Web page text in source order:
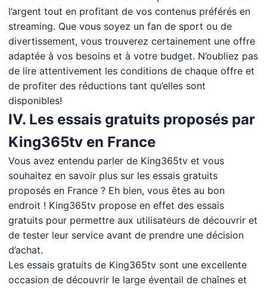
l’argent tout en profitant de vos contenus préférés en
streaming. Que vous soyez un fan de sport ou de
divertissement, vous trouverez certainement une offre
adaptée à vos besoins et à votre budget. N’oubliez pas
de lire attentivement les conditions de chaque offre et
de profiter des réductions tant qu’elles sont
disponibles!
IV. Les essais gratuits proposés par
King365tv en France
Vous avez entendu parler de King365tv et vous
souhaitez en savoir plus sur les essais gratuits
proposés en France ? Eh bien, vous êtes au bon
endroit ! King365tv propose en effet des essais
gratuits pour permettre aux utilisateurs de découvrir et
de tester leur service avant de prendre une décision
d’achat.
Les essais gratuits de King365tv sont une excellente
occasion de découvrir le large éventail de chaînes et